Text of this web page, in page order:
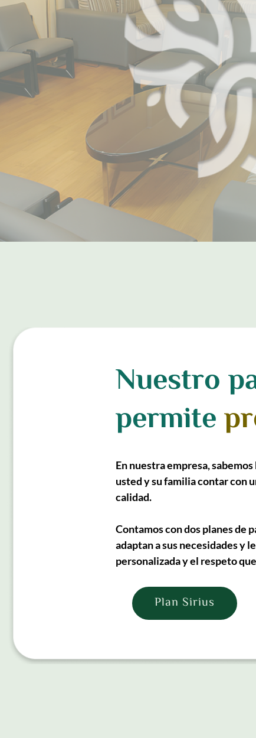
Nuestro
permite
En nuestra empresa,
usted y su familia contar con
calidad.
Contamos con dos planes de
adaptan a sus necesidades y
personalizada y el respeto
Plan Sirius